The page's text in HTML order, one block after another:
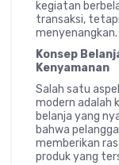
kegiatan
transaksi,
menyenangkan.
Konsep
Kenyamanan
Salah satu
modern adalah
belanja yang
bahwa
memberikan
produk yang